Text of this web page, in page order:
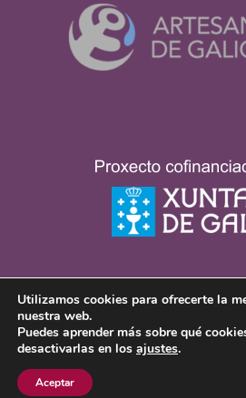
Utilizamos cookies para ofrecerte la
nuestra web.
Puedes aprender más sobre qué
desactivarlas en los ajustes.
Aceptar